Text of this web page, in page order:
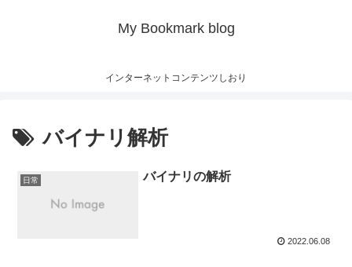
My Bookmark blog
インターネットコンテンツしおり
バイナリ解析
日常 バイナリの解析
2022.06.08